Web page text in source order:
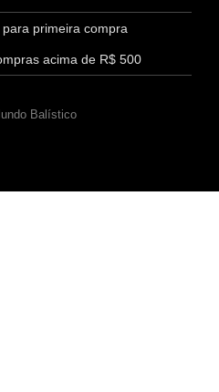
primeira compra
acima de R$ 500
Balístico